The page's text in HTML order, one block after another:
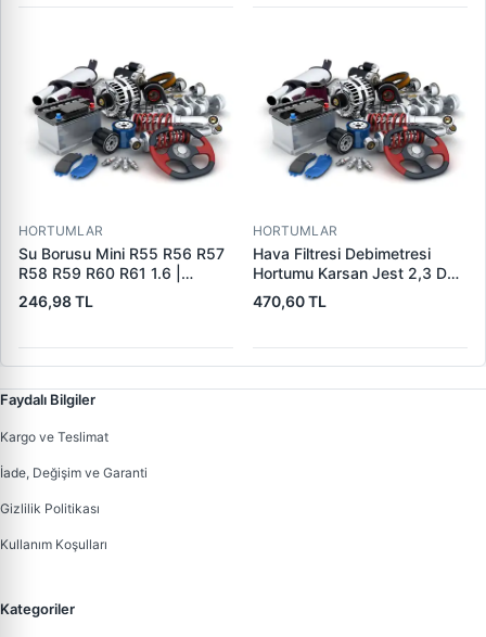
HORTUMLAR
Su Borusu Mini R55 R56 R57
R58 R59 R60 R61 1.6 |
WINTECH 0400408 | OEM
11537589713 11537541845
246,98 TL
HORTUMLAR
Hava Filtresi Debimetresi
Hortumu Karsan Jest 2,3 D
Euro 5 | IBRAS 17750 | OEM
1015049AA
470,60 TL
Faydalı Bilgiler
Kargo ve Teslimat
İade, Değişim ve Garanti
Gizlilik Politikası
Kullanım Koşulları
Kategoriler